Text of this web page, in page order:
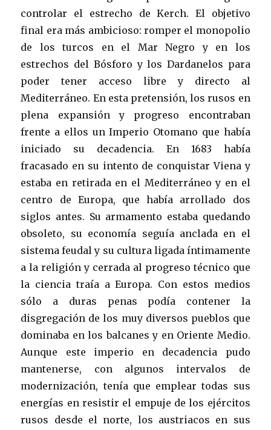
controlar el estrecho de Kerch. El objetivo
final era más ambicioso: romper el monopolio
de los turcos en el Mar Negro y en los
estrechos del Bósforo y los Dardanelos para
poder tener acceso libre y directo al
Mediterráneo. En esta pretensión, los rusos en
plena expansión y progreso encontraban
frente a ellos un Imperio Otomano que había
iniciado su decadencia. En 1683 había
fracasado en su intento de conquistar Viena y
estaba en retirada en el Mediterráneo y en el
centro de Europa, que había arrollado dos
siglos antes. Su armamento estaba quedando
obsoleto, su economía seguía anclada en el
sistema feudal y su cultura ligada íntimamente
a la religión y cerrada al progreso técnico que
la ciencia traía a Europa. Con estos medios
sólo a duras penas podía contener la
disgregación de los muy diversos pueblos que
dominaba en los balcanes y en Oriente Medio.
Aunque este imperio en decadencia pudo
mantenerse, con algunos intervalos de
modernización, tenía que emplear todas sus
energías en resistir el empuje de los ejércitos
rusos desde el norte, los austriacos en sus